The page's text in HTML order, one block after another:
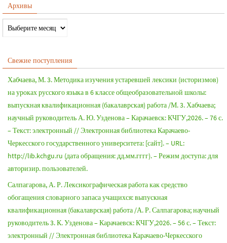
Архивы
Свежие поступления
Хабчаева, М. 3. Методика изучения устаревшей лексики (историзмов)
на уроках русского языка в 6 классе общеобразовательной школы:
выпускная квалификационная (бакалаврская) работа /М. 3. Хабчаева;
научный руководитель А. Ю. Узденова – Карачаевск: КЧГУ,2026. – 76 с.
– Текст: электронный // Электронная библиотека Карачаево-
Черкесского государственного университета: [сайт]. – URL:
http://lib.kchgu.ru (дата обращения: дд.мм.гггг). – Режим доступа: для
авторизир. пользователей.
Салпагарова, А. Р. Лексикографическая работа как средство
обогащения словарного запаса учащихся: выпускная
квалификационная (бакалаврская) работа /А. Р. Салпагарова; научный
руководитель 3. К. Узденова – Карачаевск: КЧГУ,2026. – 56 с. – Текст:
электронный // Электронная библиотека Карачаево-Черкесского